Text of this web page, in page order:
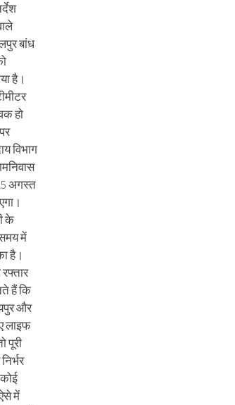
बांध
है।
हो
विभाग
अगस्त
के
में
है।
हैं कि
और
लाइफ
पूरी
में